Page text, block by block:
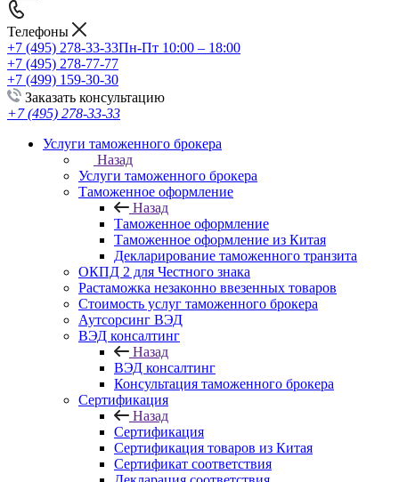
Телефоны
+7 (495) 278-33-33Пн-Пт 10:00 – 18:00
+7 (495) 278-77-77
+7 (499) 159-30-30
Заказать консультацию
+7 (495) 278-33-33
Услуги таможенного брокера
Назад
Услуги таможенного брокера
Таможенное оформление
Назад
Таможенное оформление
Таможенное оформление из Китая
Декларирование таможенного транзита
ОКПД 2 для Честного знака
Растаможка незаконно ввезенных товаров
Стоимость услуг таможенного брокера
Аутсорсинг ВЭД
ВЭД консалтинг
Назад
ВЭД консалтинг
Консультация таможенного брокера
Сертификация
Назад
Сертификация
Сертификация товаров из Китая
Сертификат соответствия